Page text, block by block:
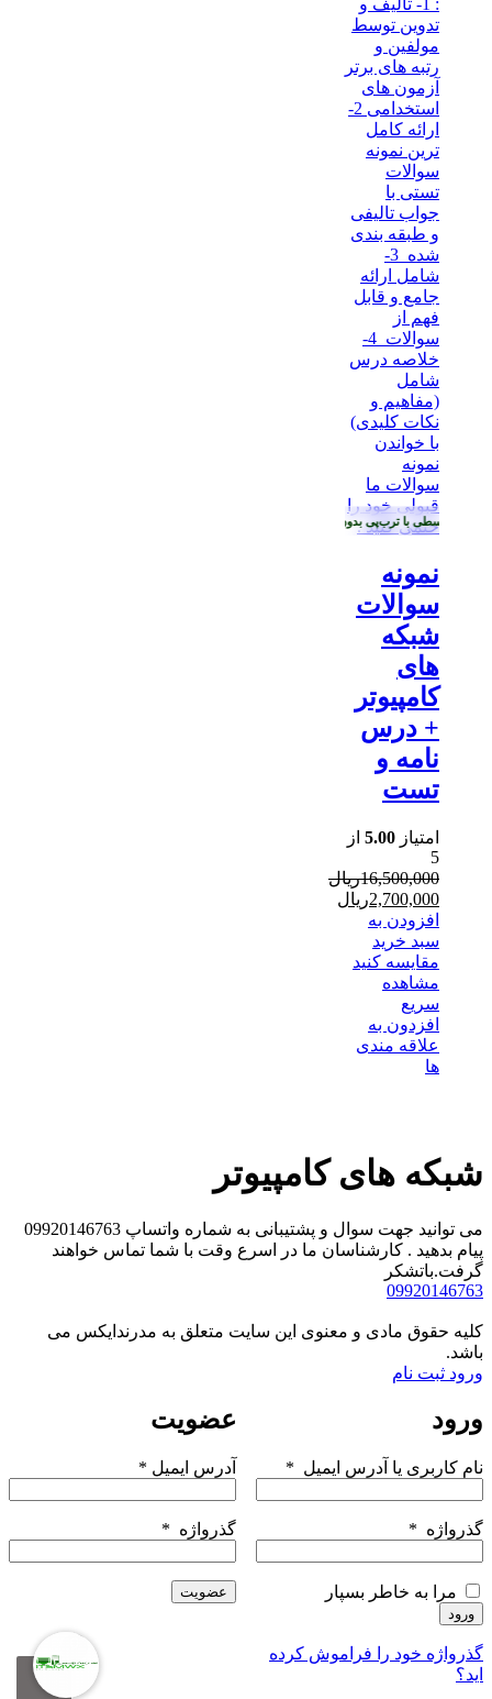
خرید قسطی با ترب‌پی بدون کارمزد
نمونه
سوالات
شبکه
های
کامپیوتر
+ درس
نامه و
تست
امتیاز 5.00 از
5
16,500,000ریال
قیمت
اصلی
بود.
2,700,000ریال
قیمت
فعلی
2,700,000ریال
است.
افزودن به
سبد خرید
مقایسه کنید
مشاهده
سریع
افزدون به
علاقه مندی
ها
شبکه های کامپیوتر
می توانید جهت سوال و پشتیبانی به شماره واتساپ 09920146763
پیام بدهید . کارشناسان ما در اسرع وقت با شما تماس خواهند
گرفت.باتشکر
09920146763
کلیه حقوق مادی و معنوی این سایت متعلق به مدرندایکس می
باشد.
ورود ثبت نام
ورود
نام کاربری یا آدرس ایمیل *
گذرواژه *
مرا به خاطر بسپار
ورود
گذرواژه خود را فراموش کرده
اید؟
عضویت
آدرس ایمیل *
گذرواژه *
عضویت